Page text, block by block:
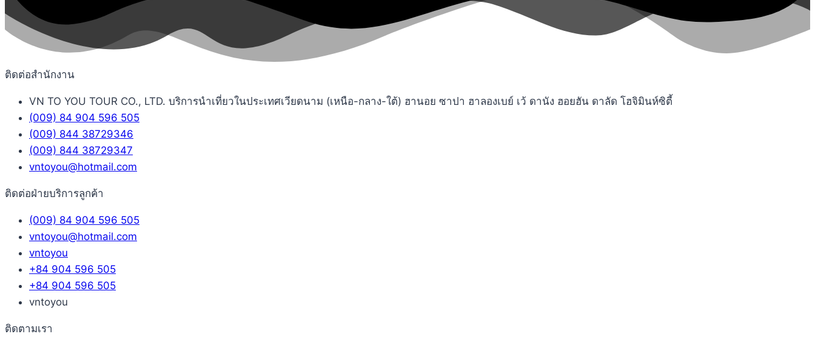
ติดต่อสำนักงาน
VN TO YOU TOUR CO., LTD. บริการนำเที่ยวในประเทศเวียดนาม (เหนือ-กลาง-ใต้) ฮานอย ซาปา ฮาลองเบย์ เว้ ดานัง ฮอยฮัน ดาลัด โฮจิมินห์ซิตี้
(009) 84 904 596 505
(009) 844 38729346
(009) 844 38729347
vntoyou@hotmail.com
ติดต่อฝ่ายบริการลูกค้า
(009) 84 904 596 505
vntoyou@hotmail.com
vntoyou
+84 904 596 505
+84 904 596 505
vntoyou
ติดตามเรา